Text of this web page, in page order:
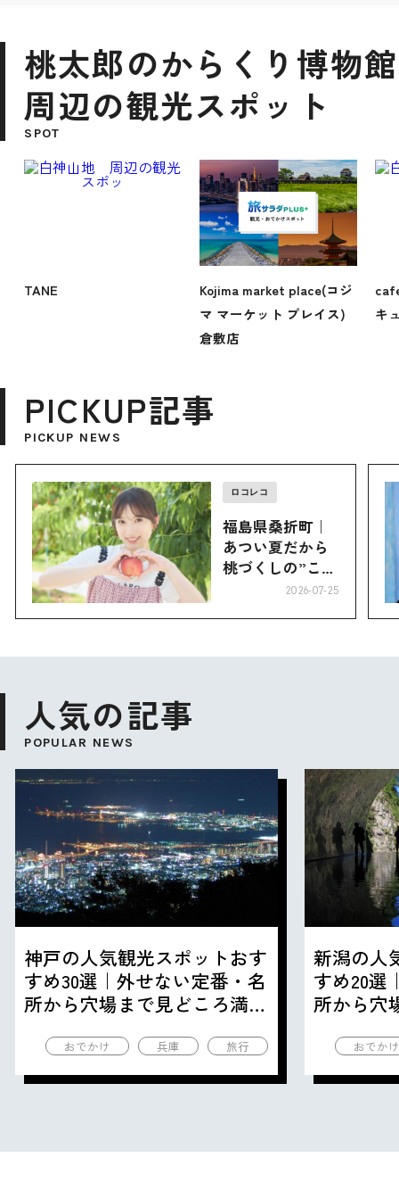
桃太郎のからくり博物館
周辺の観光スポット
SPOT
TANE
Kojima market place(コジ
マ マーケット プレイス)
倉敷店
キ
PICKUP記事
PICKUP NEWS
ロコレコ
福島県桑折町｜
あつい夏だから
桃づくしの”こお
2026-07-25
人気の記事
POPULAR NEWS
神戸の人気観光スポットおす
すめ30選｜外せない定番・名
所から穴場まで見どころ満載
おでかけ 兵庫 旅行
新潟の人
すめ20選
所から穴
おでか